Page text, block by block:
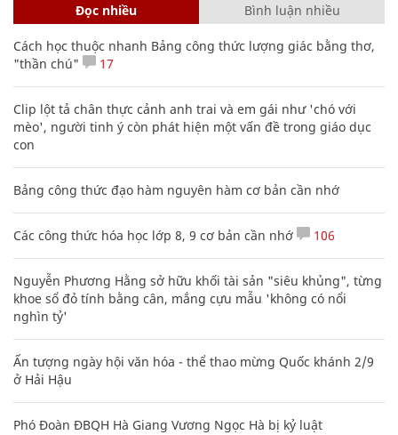
Đọc nhiều Bình luận nhiều
Cách học thuộc nhanh Bảng công thức lượng giác bằng thơ,
"thần chú"
17
Clip lột tả chân thực cảnh anh trai và em gái như 'chó với
mèo', người tinh ý còn phát hiện một vấn đề trong giáo dục
con
Bảng công thức đạo hàm nguyên hàm cơ bản cần nhớ
Các công thức hóa học lớp 8, 9 cơ bản cần nhớ 106
Nguyễn Phương Hằng sở hữu khối tài sản "siêu khủng", từng
khoe sổ đỏ tính bằng cân, mắng cựu mẫu 'không có nổi
nghìn tỷ'
Ấn tượng ngày hội văn hóa - thể thao mừng Quốc khánh 2/9
ở Hải Hậu
Phó Đoàn ĐBQH Hà Giang Vương Ngọc Hà bị kỷ luật